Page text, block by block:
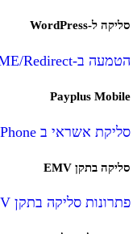
סליקה ל-WordPress
הטמעה ב-IFRAME/Redirect
Payplus Mobile
סליקת אשראי ב iPhone או Android
סליקה בתקן EMV
פתרונות סליקה בתקן EMV